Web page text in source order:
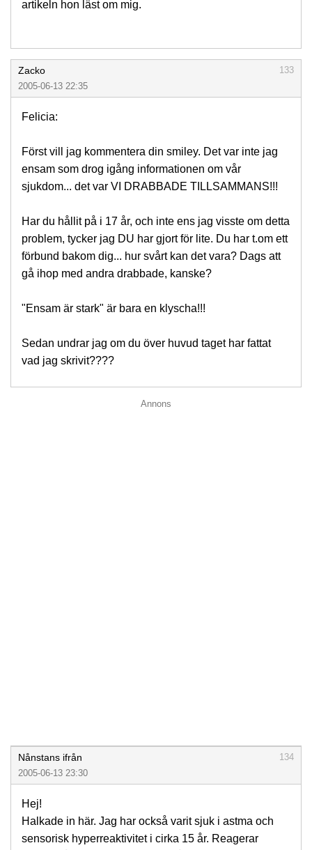
artikeln hon läst om mig.
Zacko
133
2005-06-13 22:35
Felicia:
Först vill jag kommentera din smiley. Det var inte jag
ensam som drog igång informationen om vår
sjukdom... det var VI DRABBADE TILLSAMMANS!!!
Har du hållit på i 17 år, och inte ens jag visste om detta
problem, tycker jag DU har gjort för lite. Du har t.om ett
förbund bakom dig... hur svårt kan det vara? Dags att
gå ihop med andra drabbade, kanske?
"Ensam är stark" är bara en klyscha!!!
Sedan undrar jag om du över huvud taget har fattat
vad jag skrivit????
Annons
Nånstans ifrån
134
2005-06-13 23:30
Hej!
Halkade in här. Jag har också varit sjuk i astma och
sensorisk hyperreaktivitet i cirka 15 år. Reagerar